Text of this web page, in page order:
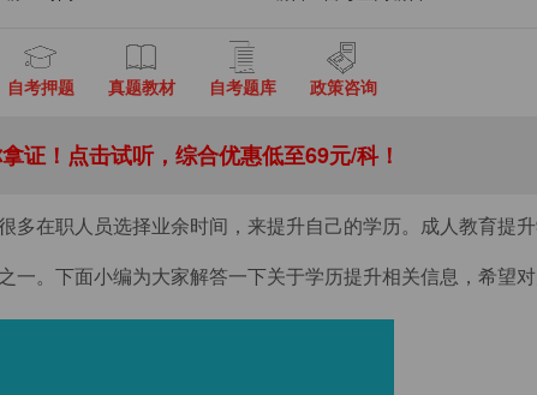
自考押题 真题教材 自考题库 政策咨询
证！点击试听，综合优惠低至69元/科！
多在职人员选择业余时间，来提升自己的学历。成人教育提
。下面小编为大家解答一下关于学历提升相关信息，希望对